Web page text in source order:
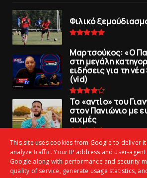
Φιλικό
Μαρτσούκος: «Ο
στη μεγάλη
ειδήσεις για τη
(vid)
To «αντίο» του
στον Πανιώνιο με
αιχμές
Ξεμούδιασμα με
Iστορικό
This site uses cookies from Google to deliver
analyze traffic. Your IP address and user-
Google along with performance and security
quality of service, generate usage statistics,